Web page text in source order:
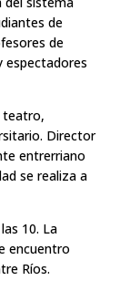
de
de
espectadores
teatro,
Director
entrerriano
se realiza a
10. La
encuentro
Ríos.